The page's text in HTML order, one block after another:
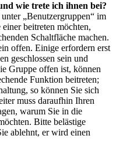
wie trete ich ihnen bei?
„Benutzergruppen“ im
beitreten möchten,
Schaltfläche machen.
offen. Einige erfordern erst
geschlossen sein und
Gruppe offen ist, können
Funktion beitreten;
so können Sie sich
muss daraufhin Ihren
warum Sie in die
Bitte belästige
ablehnt, er wird einen